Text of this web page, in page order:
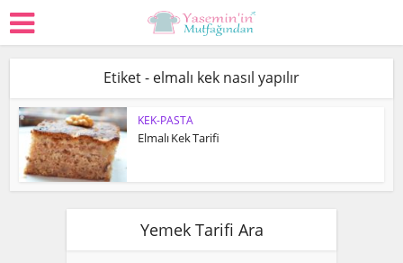
Etiket - elmalı kek nasıl yapılır
KEK-PASTA
Elmalı Kek Tarifi
Yemek Tarifi Ara